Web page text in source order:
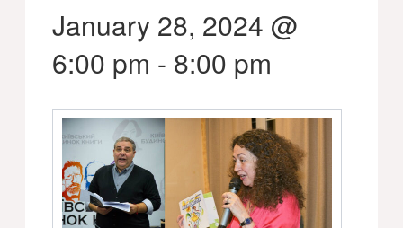
January 28, 2024 @
6:00 pm - 8:00 pm